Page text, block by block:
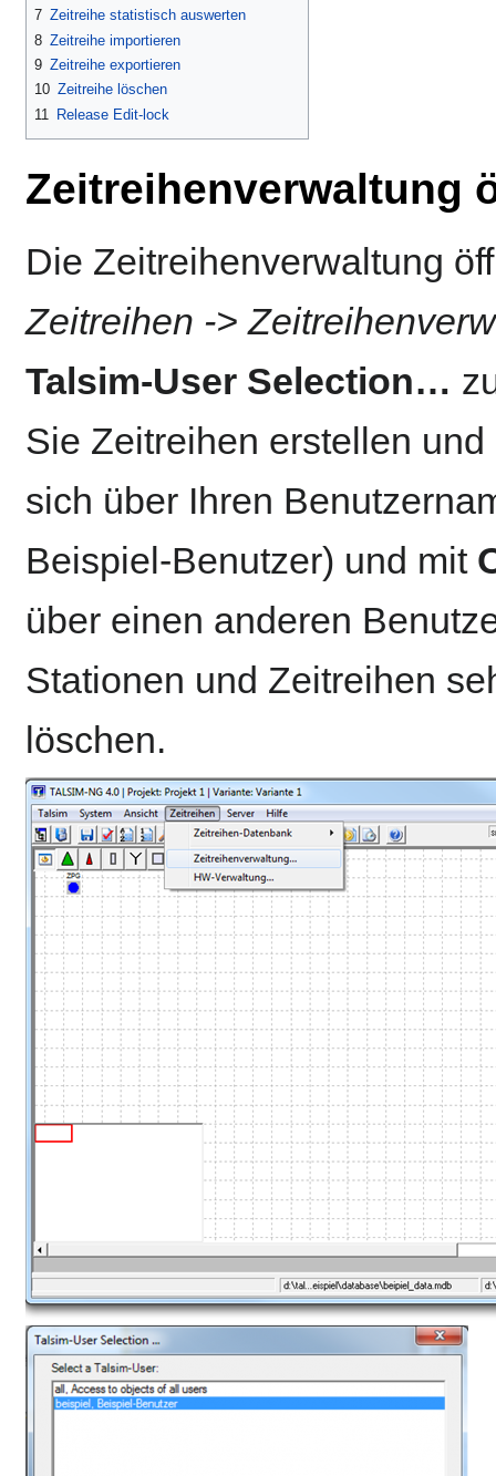
7 Zeitreihe statistisch auswerten
8 Zeitreihe importieren
9 Zeitreihe exportieren
10 Zeitreihe löschen
11
Release Edit-lock
Zeitreihenverwaltung
Die Zeitreihenverwaltung
Zeitreihen ->
Talsim-User Selection…
Sie Zeitreihen erstellen
sich über Ihren
Beispiel-Benutzer) und mit
über einen anderen
Stationen und Zeitreihen
löschen.